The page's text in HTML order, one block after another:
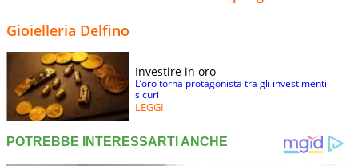
Gioielleria Delfino
Investire in oro
L’oro torna protagonista tra gli investimenti
sicuri
LEGGI